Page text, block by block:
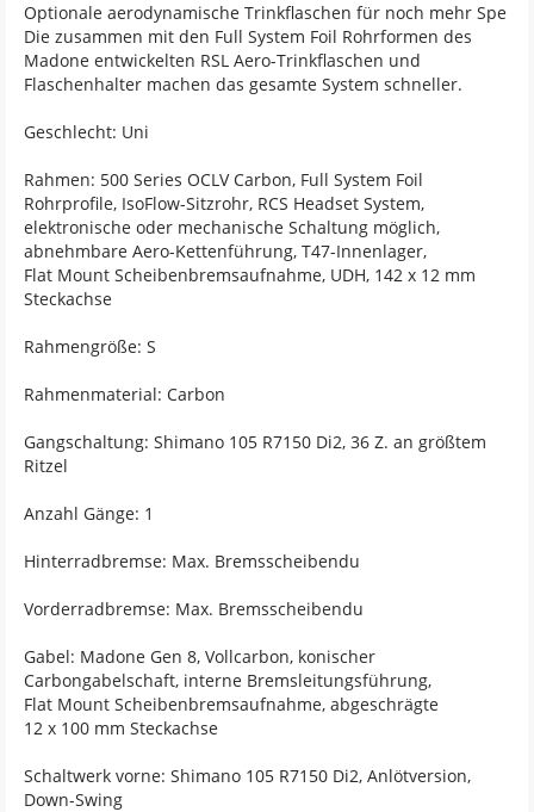
Optionale aerodynamische Trinkflaschen für noch mehr Spe
Die zusammen mit den Full System Foil Rohrformen des
Madone entwickelten RSL Aero-Trinkflaschen und
Flaschenhalter machen das gesamte System schneller.
Geschlecht: Uni
Rahmen: 500 Series OCLV Carbon, Full System Foil
Rohrprofile, IsoFlow-Sitzrohr, RCS Headset System,
elektronische oder mechanische Schaltung möglich,
abnehmbare Aero-Kettenführung, T47-Innenlager,
Flat Mount Scheibenbremsaufnahme, UDH, 142 x 12 mm
Steckachse
Rahmengröße: S
Rahmenmaterial: Carbon
Gangschaltung: Shimano 105 R7150 Di2, 36 Z. an größtem
Ritzel
Anzahl Gänge: 1
Hinterradbremse: Max. Bremsscheibendu
Vorderradbremse: Max. Bremsscheibendu
Gabel: Madone Gen 8, Vollcarbon, konischer
Carbongabelschaft, interne Bremsleitungsführung,
Flat Mount Scheibenbremsaufnahme, abgeschrägte
12 x 100 mm Steckachse
Schaltwerk vorne: Shimano 105 R7150 Di2, Anlötversion,
Down-Swing